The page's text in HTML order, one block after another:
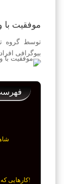
موفقیت با
توسطگروه
بیوگرافی
کارهایی که ناتوان ها باید انجام بدهند!